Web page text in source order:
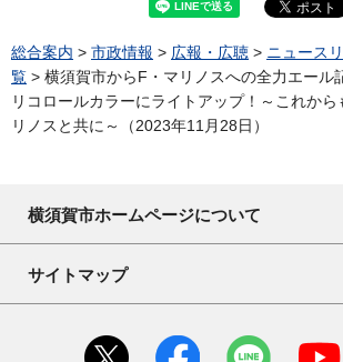
総合案内 > 市政情報 > 広報・広聴 > ニュース
覧 > 横須賀市からF・マリノスへの全力エール
リコロールカラーにライトアップ！～これか
リノスと共に～（2023年11月28日）
横須賀市ホームページについて
サイトマップ